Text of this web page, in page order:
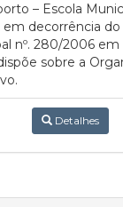
– Escola
em decorrência
nº. 280/2006
sobre a
Detalhes